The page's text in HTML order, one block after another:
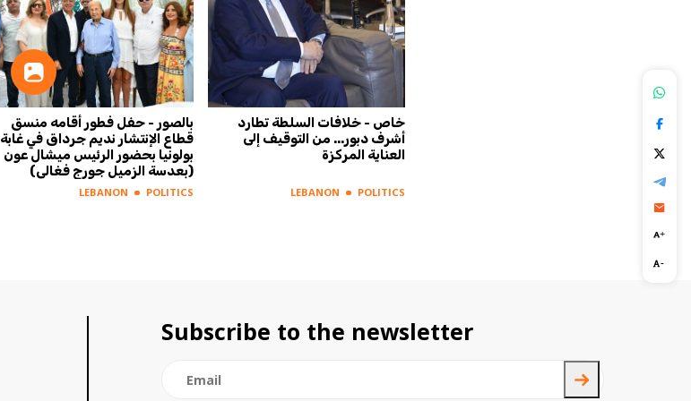
بالصور - حفل فطور أقامه منسق
قطاع الإنتشار نديم جرداق في غابة
بولونيا بحضور الرئيس ميشال عون
(بعدسة الزميل جورج فغالي)
LEBANON POLITICS
خاص - خلافات السلطة تطارد
أشرف دبور... من التوقيف إلى
العناية المركزة
LEBANON POLITICS
Subscribe to the newsletter